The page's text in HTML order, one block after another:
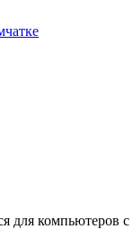
для компьютеров